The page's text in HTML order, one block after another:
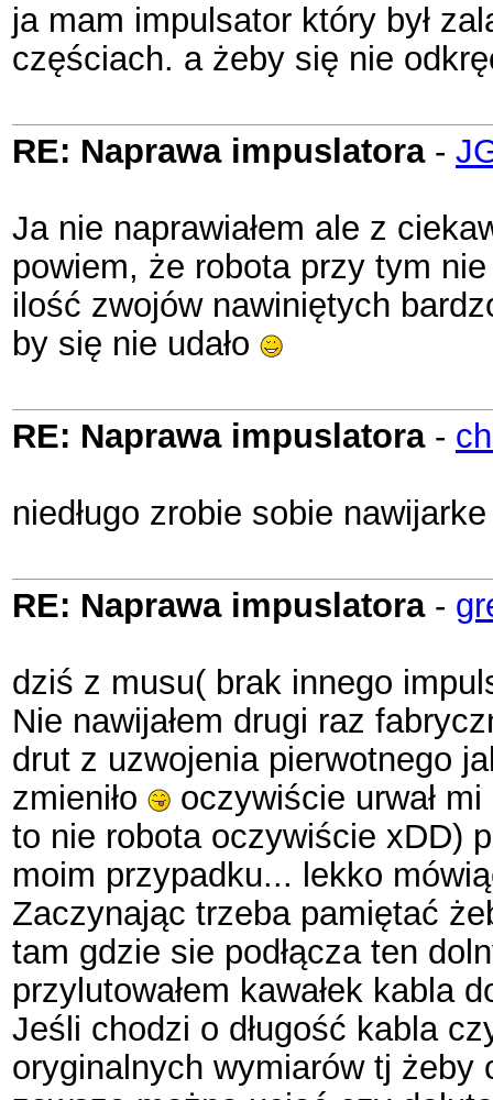
ja mam impulsator który był
częściach. a żeby się nie
RE: Naprawa impuslatora-
Ja nie naprawiałem ale z
powiem, że robota przy tym
ilość zwojów nawiniętych
by się nie udało
RE: Naprawa impuslatora-
niedługo zrobie sobie
RE: Naprawa impuslatora-
dziś z musu( brak innego
Nie nawijałem drugi raz
drut z uzwojenia pierwotnego
zmieniło
oczywiście urwał
to nie robota oczywiście xDD)
moim przypadku... lekko
Zaczynając trzeba pamiętać
tam gdzie sie podłącza ten
przylutowałem kawałek kabla
Jeśli chodzi o długość kabla
oryginalnych wymiarów tj żeby